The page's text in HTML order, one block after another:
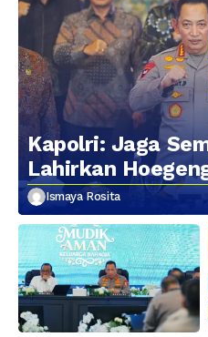
Kapolri: Jaga
Lahirkan
Berikutnya
Ismaya Rosita